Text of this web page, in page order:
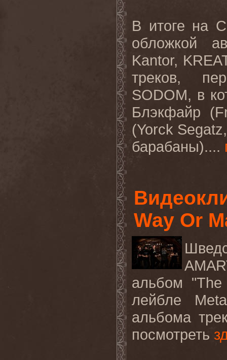
В итоге на
обложкой
Kantor,
треков,
SODOM, в
Блэкфайр (
(Yorck Segatz
барабаны)....
Way Or
альбом
лейбле
альбома
посмотреть